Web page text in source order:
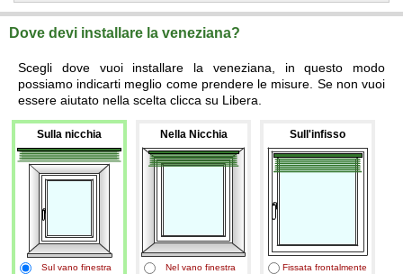
Dove devi installare la veneziana?
Scegli dove vuoi installare la veneziana, in questo modo
possiamo indicarti meglio come prendere le misure. Se non vuoi
essere aiutato nella scelta clicca su Libera.
Sulla nicchia
Sul vano finestra
Nella Nicchia
Nel vano finestra
Sull'infisso
Fissata frontalmente